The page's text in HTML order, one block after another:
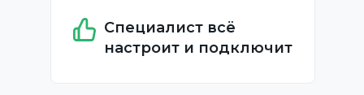
Специалист всё
настроит и подключит